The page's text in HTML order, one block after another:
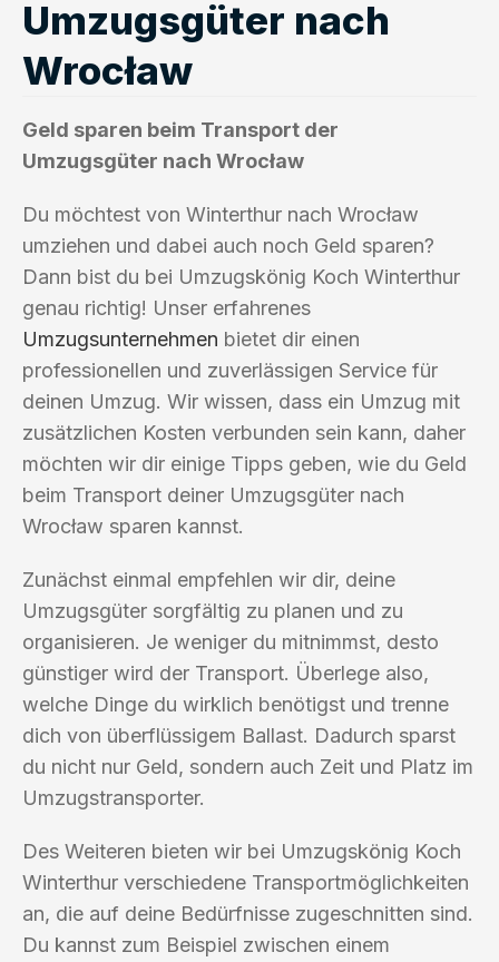
Umzugsgüter nach
Wrocław
Geld sparen beim Transport der
Umzugsgüter nach Wrocław
Du möchtest von Winterthur nach Wrocław
umziehen und dabei auch noch Geld sparen?
Dann bist du bei Umzugskönig Koch Winterthur
genau richtig! Unser erfahrenes
Umzugsunternehmen bietet dir einen
professionellen und zuverlässigen Service für
deinen Umzug. Wir wissen, dass ein Umzug mit
zusätzlichen Kosten verbunden sein kann, daher
möchten wir dir einige Tipps geben, wie du Geld
beim Transport deiner Umzugsgüter nach
Wrocław sparen kannst.
Zunächst einmal empfehlen wir dir, deine
Umzugsgüter sorgfältig zu planen und zu
organisieren. Je weniger du mitnimmst, desto
günstiger wird der Transport. Überlege also,
welche Dinge du wirklich benötigst und trenne
dich von überflüssigem Ballast. Dadurch sparst
du nicht nur Geld, sondern auch Zeit und Platz im
Umzugstransporter.
Des Weiteren bieten wir bei Umzugskönig Koch
Winterthur verschiedene Transportmöglichkeiten
an, die auf deine Bedürfnisse zugeschnitten sind.
Du kannst zum Beispiel zwischen einem